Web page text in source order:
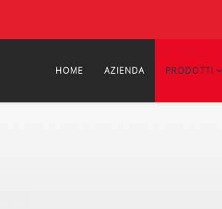
HOME AZIENDA PRODOTTI